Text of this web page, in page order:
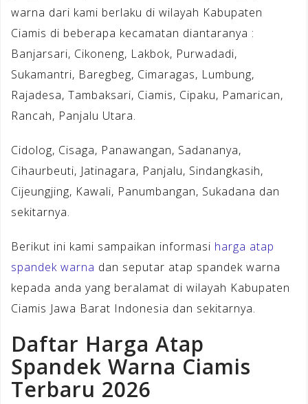
warna dari kami berlaku di wilayah Kabupaten
Ciamis di beberapa kecamatan diantaranya :
Banjarsari, Cikoneng, Lakbok, Purwadadi,
Sukamantri, Baregbeg, Cimaragas, Lumbung,
Rajadesa, Tambaksari, Ciamis, Cipaku, Pamarican,
Rancah, Panjalu Utara.
Cidolog, Cisaga, Panawangan, Sadananya,
Cihaurbeuti, Jatinagara, Panjalu, Sindangkasih,
Cijeungjing, Kawali, Panumbangan, Sukadana dan
sekitarnya.
Berikut ini kami sampaikan informasi harga atap
spandek warna dan seputar atap spandek warna
kepada anda yang beralamat di wilayah Kabupaten
Ciamis Jawa Barat Indonesia dan sekitarnya.
Daftar Harga Atap
Spandek Warna Ciamis
Terbaru 2026